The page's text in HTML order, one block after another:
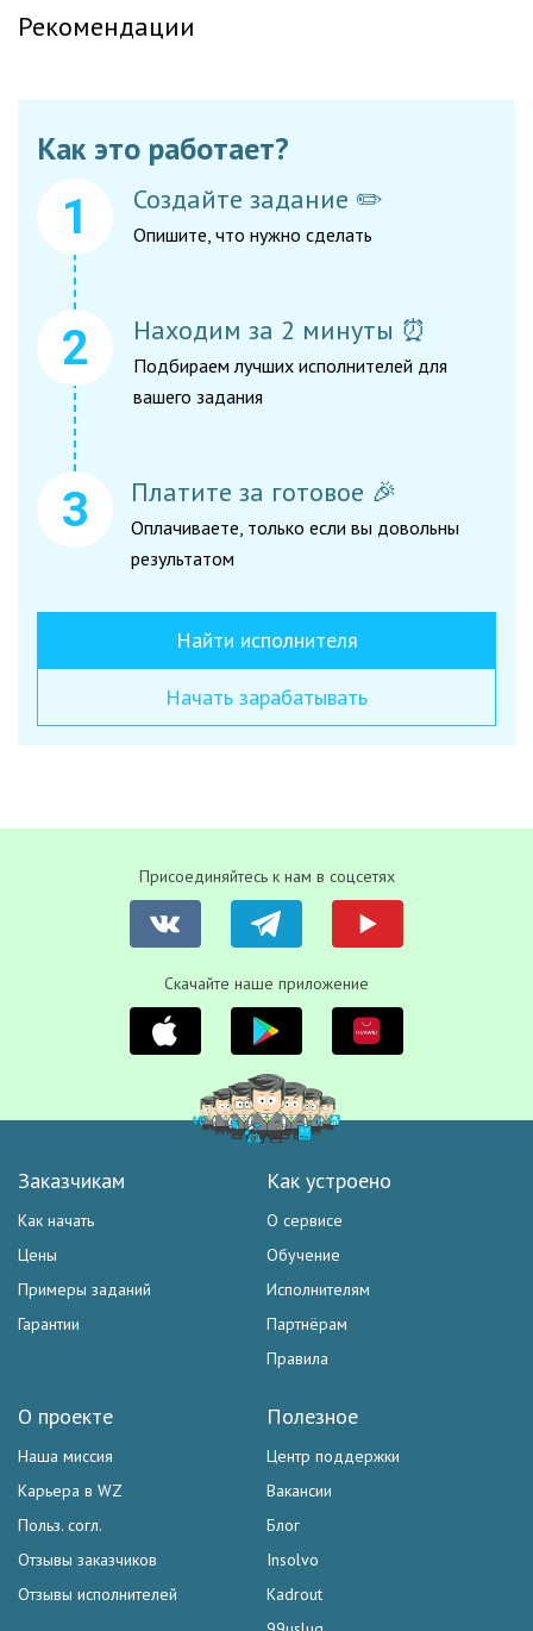
Рекомендации
Как это работает?
Создайте задание ✏️
Опишите, что нужно сделать
Находим за 2 минуты ⏰
Подбираем лучших исполнителей для
вашего задания
Платите за готовое 🎉
Оплачиваете, только если вы довольны
результатом
Найти исполнителя
Начать зарабатывать
Присоединяйтесь к нам в соцсетях
Скачайте наше приложение
Заказчикам
Как начать
Цены
Примеры заданий
Гарантии
Как устроено
О сервисе
Обучение
Исполнителям
Партнёрам
Правила
Полезное
Центр поддержки
Вакансии
Блог
Insolvo
Kadrout
О проекте
Наша миссия
Карьера в WZ
Польз. согл.
Отзывы заказчиков
Отзывы исполнителей